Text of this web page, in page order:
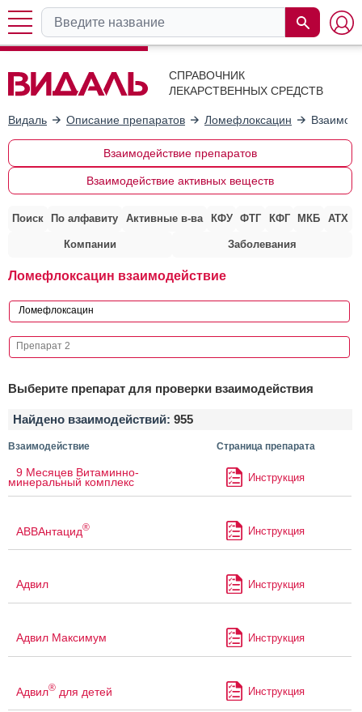
СПРАВОЧНИК
ЛЕКАРСТВЕННЫХ СРЕДСТВ
Видаль Описание препаратов Ломефлоксацин
Взаимодействие препаратов
Взаимодействие активных веществ
Поиск По алфавиту Активные в-ва КФУ ФТГ КФГ МКБ АТХ
Компании Заболевания
Ломефлоксацин взаимодействие
Выберите препарат для проверки взаимодействия
Найдено взаимодействий: 955
Взаимодействие Страница препарата
9 Месяцев Витаминно-
минеральный комплекс Инструкция
АВВАнтацид® Инструкция
Адвил Инструкция
Адвил Максимум Инструкция
Адвил® для детей Инструкция